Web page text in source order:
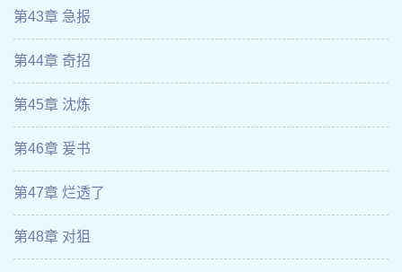
第43章 急报
第44章 奇招
第45章 沈炼
第46章 爰书
第47章 烂透了
第48章 对狙